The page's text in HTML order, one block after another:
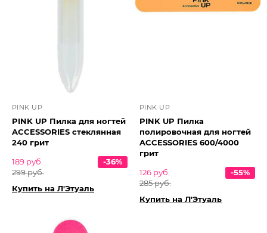
PINK UP
PINK UP Пилка для ногтей
ACCESSORIES стеклянная
240 грит
189 руб.
299 руб.
-36%
Купить на Л'Этуаль
PINK UP
PINK UP Пилка
полировочная для ногтей
ACCESSORIES 600/4000
грит
126 руб.
285 руб.
-55%
Купить на Л'Этуаль